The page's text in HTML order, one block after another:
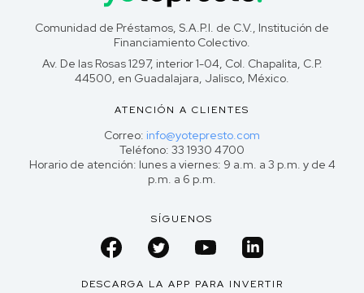
Comunidad de Préstamos, S.A.P.I. de C.V., Institución de
Financiamiento Colectivo.
Av. De las Rosas 1297, interior 1-04, Col. Chapalita, C.P.
44500, en Guadalajara, Jalisco, México.
ATENCIÓN A CLIENTES
Correo: info@yotepresto.com
Teléfono: 33 1930 4700
Horario de atención: lunes a viernes: 9 a.m. a 3 p.m. y de 4
p.m. a 6 p.m.
SÍGUENOS
DESCARGA LA APP PARA INVERTIR